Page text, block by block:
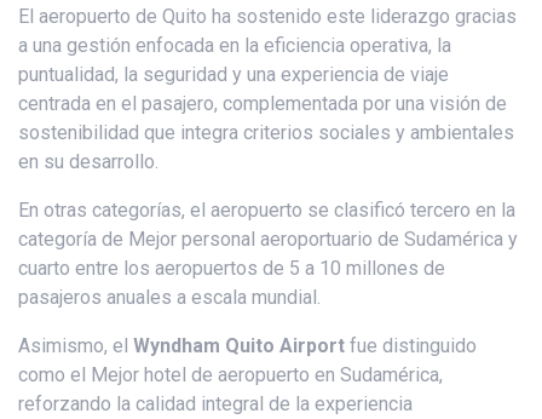
El aeropuerto de Quito ha sostenido este liderazgo gracias
a una gestión enfocada en la eficiencia operativa, la
puntualidad, la seguridad y una experiencia de viaje
centrada en el pasajero, complementada por una visión de
sostenibilidad que integra criterios sociales y ambientales
en su desarrollo.
En otras categorías, el aeropuerto se clasificó tercero en la
categoría de Mejor personal aeroportuario de Sudamérica y
cuarto entre los aeropuertos de 5 a 10 millones de
pasajeros anuales a escala mundial.
Asimismo, el Wyndham Quito Airport fue distinguido
como el Mejor hotel de aeropuerto en Sudamérica,
reforzando la calidad integral de la experiencia